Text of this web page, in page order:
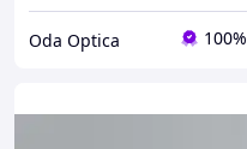
Oda Optica 100%